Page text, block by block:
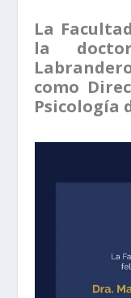
La
la
como
Psicología